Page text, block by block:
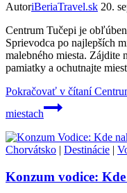
AutoriBeriaTravel.sk 20.
Centrum Tučepi je
Sprievodca po najlepších
malebného miesta. Zájdite
pamiatky a ochutnajte
Pokračovať v čítaní
miestach
Chorvátsko | Destinácie |
Konzum vodice: